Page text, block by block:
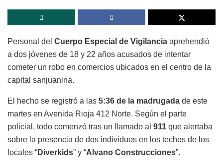
Personal del Cuerpo Especial de Vigilancia aprehendió
a dos jóvenes de 18 y 22 años acusados de intentar
cometer un robo en comercios ubicados en el centro de la
capital sanjuanina.
El hecho se registró a las 5:36 de la madrugada de este
martes en Avenida Rioja 412 Norte. Según el parte
policial, todo comenzó tras un llamado al 911 que alertaba
sobre la presencia de dos individuos en los techos de los
locales “Diverkids” y “Alvano Construcciones”.